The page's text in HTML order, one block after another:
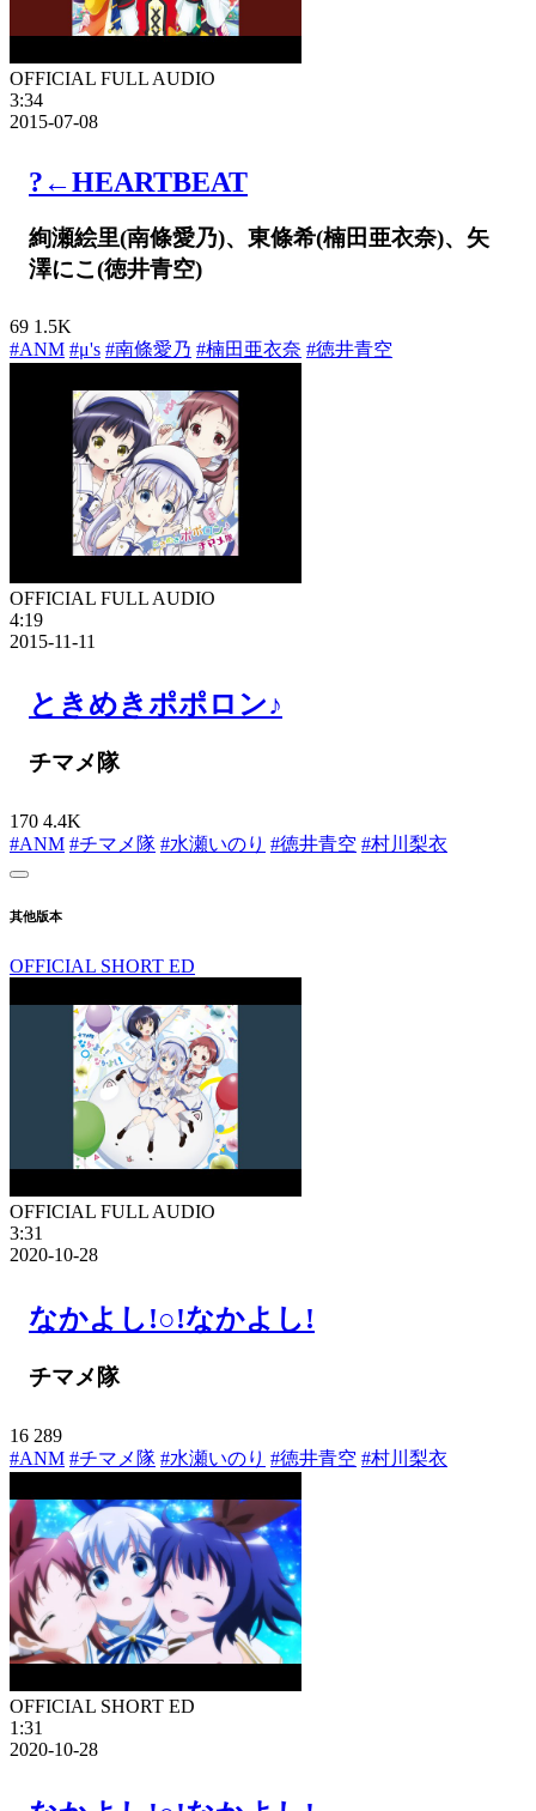
OFFICIAL FULL AUDIO
3:34
2015-07-08
?←HEARTBEAT
絢瀬絵里(南條愛乃)、東條希(楠田亜衣奈)、矢
澤にこ(徳井青空)
69 1.5K
#ANM #μ's #南條愛乃 #楠田亜衣奈 #徳井青空
OFFICIAL FULL AUDIO
4:19
2015-11-11
ときめきポポロン♪
チマメ隊
170 4.4K
#ANM #チマメ隊 #水瀬いのり #徳井青空 #村川梨衣
其他版本
OFFICIAL SHORT ED
OFFICIAL FULL AUDIO
3:31
2020-10-28
なかよし!○!なかよし!
チマメ隊
16 289
#ANM #チマメ隊 #水瀬いのり #徳井青空 #村川梨衣
OFFICIAL SHORT ED
1:31
2020-10-28